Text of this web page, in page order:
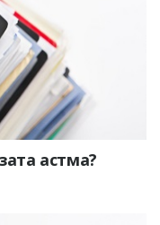
астма?